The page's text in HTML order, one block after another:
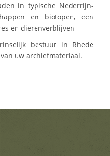
in typische Nederrijn-
en biotopen, een
en dierenverblijven
bestuur in Rhede
uw archiefmateriaal.